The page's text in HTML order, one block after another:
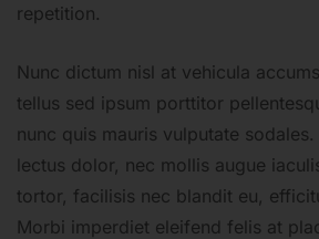
repetition.
Nunc dictum nisl at vehicula
tellus sed ipsum porttitor
nunc quis mauris vulputate
lectus dolor, nec mollis augue
tortor, facilisis nec blandit eu,
Morbi imperdiet eleifend felis at